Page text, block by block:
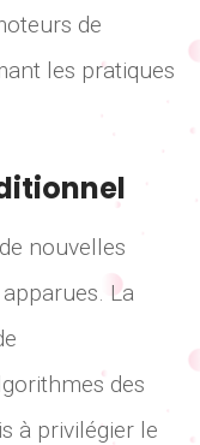
de
les pratiques
nouvelles
La
des
à privilégier le